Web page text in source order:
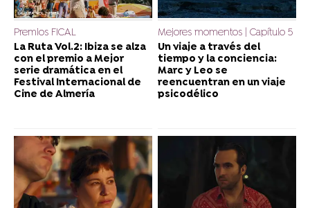
Premios FICAL
La Ruta Vol.2: Ibiza se alza
con el premio a Mejor
serie dramática en el
Festival Internacional de
Cine de Almería
Mejores momentos | Capítulo 5
Un viaje a través del
tiempo y la conciencia:
Marc y Leo se
reencuentran en un viaje
psicodélico